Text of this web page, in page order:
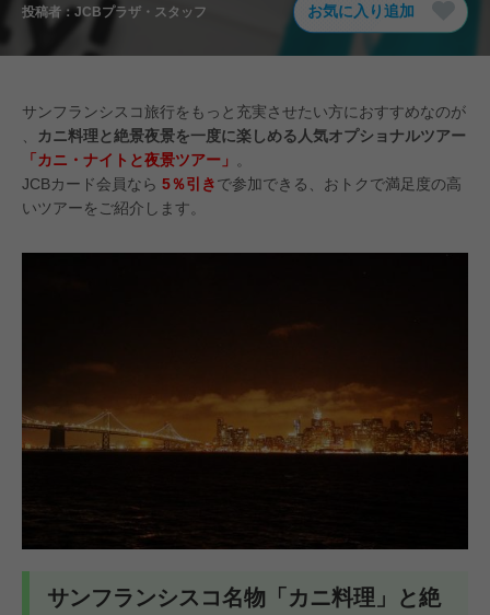
投稿者： JCBプラザ・スタッフ お気に入り追加
サンフランシスコ旅行をもっと充実させたい方におすすめなのが
カニ料理と絶景夜景を一度に楽しめる人気オプショナルツアー
「カニ・ナイトと夜景ツアー」
。
JCBカード会員なら 5％引きで参加できる、おトクで満足度の高
いツアーをご紹介します。
サンフランシスコ名物「カニ料理」と絶